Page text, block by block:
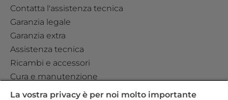
Contatta l'assistenza tecnica
Garanzia legale
Garanzia extra
Assistenza tecnica
Ricambi e accessori
Cura e manutenzione
La vostra privacy è per noi molto importante